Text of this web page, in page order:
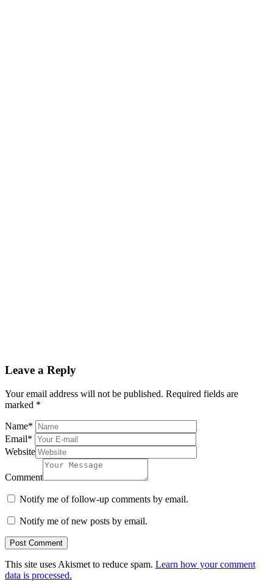
Leave a Reply
Your email address will not be published. Required fields are
marked *
Name*
Email*
Website
Comment
Notify me of follow-up comments by email.
Notify me of new posts by email.
This site uses Akismet to reduce spam. Learn how your comment
data is processed.